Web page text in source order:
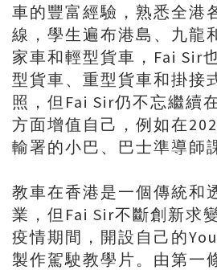
車的豐富經驗，熟悉全港
線，學生遍布港島、九龍
家車和輕型貨車，Fai Sir
型貨車、重型貨車和掛接
照，但Fai Sir仍不忘繼續
方面增值自己，例如在
輸署的小巴、巴士準導師
教車在香港是一個傳統和
業，但Fai Sir不斷創新求
疫情期間，開設自己的
製作駕駛教學片。由第一